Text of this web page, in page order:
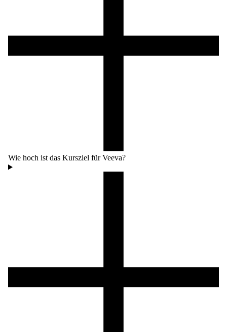
Wie hoch ist das Kursziel für Veeva?